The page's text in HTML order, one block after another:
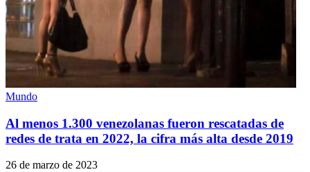
Mundo
Al menos 1.300 venezolanas fueron rescatadas de
redes de trata en 2022, la cifra más alta desde 2019
26 de marzo de 2023